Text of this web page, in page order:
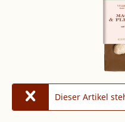
Dieser Artikel